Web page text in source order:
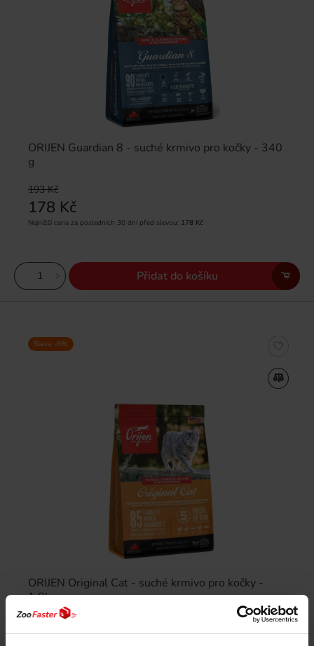
ORIJEN Guardian 8 - suché krmivo pro kočky - 340
g
193 Kč
178 Kč
Nejnižší cena za posledních 30 dní před slevou: 178 Kč
Přidat do košíku
ORIJEN Original Cat - suché krmivo pro kočky -
1,8kg
Sleva -8%